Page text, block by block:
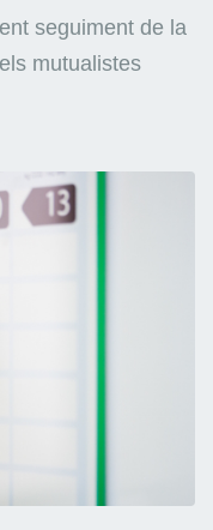
seguiment de la
mutualistes